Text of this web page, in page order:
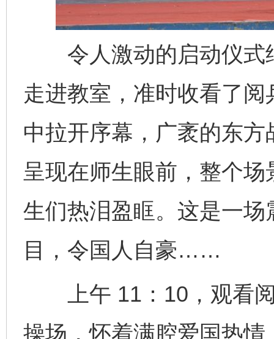
令人激动的启动仪式
走进教室，准时收看了
中拉开序幕，广袤的东
呈现在师生眼前，整个
生们热泪盈眶。这是一
目，令国人自豪……
上午 11：10，观看阅
操场，怀着满腔爱国热